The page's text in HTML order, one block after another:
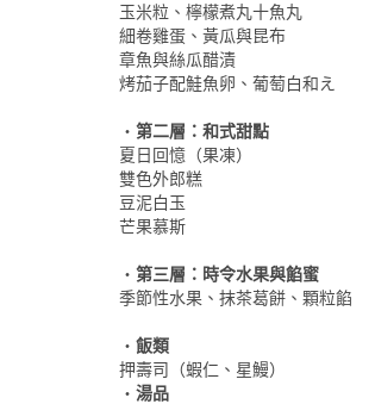
玉米粒、檸檬煮丸十魚丸
細卷雞蛋、黃瓜與昆布
章魚與絲瓜醋漬
烤茄子配鮭魚卵、葡萄白和え
・ 第二層：和式甜點
夏日回憶（果凍）
雙色外郎糕
豆泥白玉
芒果慕斯
・ 第三層：時令水果與餡蜜
季節性水果、抹茶葛餅、顆粒餡
・ 飯類
押壽司（蝦仁、星鰻）
・ 湯品